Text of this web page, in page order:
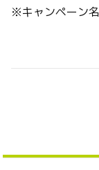
※キャンペーン